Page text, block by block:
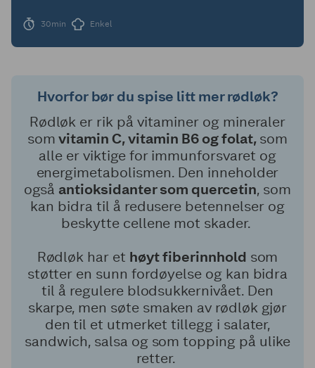
30min Enkel
Hvorfor bør du spise litt mer rødløk?
Rødløk er rik på vitaminer og mineraler
somvitamin C, vitamin B6 og folat,som
alle er viktige for immunforsvaret og
energimetabolismen. Den inneholder
også antioksidanter som quercetin, som
kan bidra til å redusere betennelser og
beskytte cellene mot skader.
Rødløk har et høyt fiberinnhold som
støtter en sunn fordøyelse og kan bidra
til å regulere blodsukkernivået. Den
skarpe, men søte smaken av rødløk gjør
den til et utmerket tillegg i salater,
sandwich, salsa og som topping på ulike
retter.